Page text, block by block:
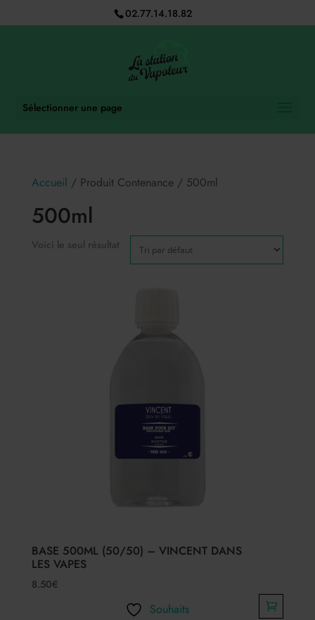
02.77.14.18.82
Sélectionner une page
Accueil / Produit Contenance / 500ml
500ml
Voici le seul résultat
BASE 500ML (50/50) – VINCENT DANS
LES VAPES
8.50€
Souhaits